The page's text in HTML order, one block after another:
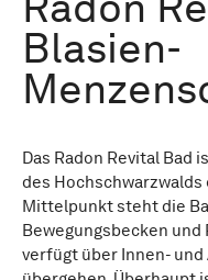
Blasien-
Das Radon Revital Bad
des
Mittelpunkt steht die
Bewegungsbecken und
verfügt über Innen-